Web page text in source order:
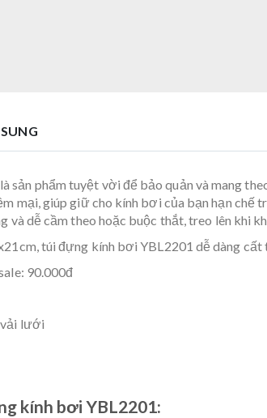
là sản phẩm tuyệt vời để bảo quản và mang
mại, giúp giữ cho kính bơi của bạn hạn
và dễ cầm theo hoặc buộc thắt, treo lên khi
túi đựng kính bơi YBL2201 dễ dàng
90.000đ
vải lưới
kính bơi YBL2201: